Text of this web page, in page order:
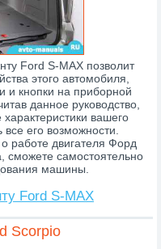
Ford S-MAX позволит
этого автомобиля,
и кнопки на приборной
данное руководство,
вашего
его возможности.
работе двигателя Форд
сможете самостоятельно
машины.
Ford S-MAX
Scorpio